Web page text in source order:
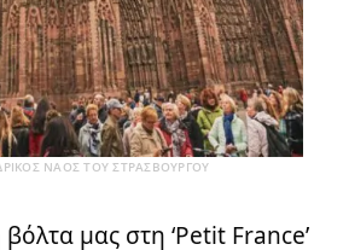
ΝΑΌΣ ΤΟΥ ΣΤΡΑΣΒΟΎΡΓΟΥ
μας στη ‘Petit France’